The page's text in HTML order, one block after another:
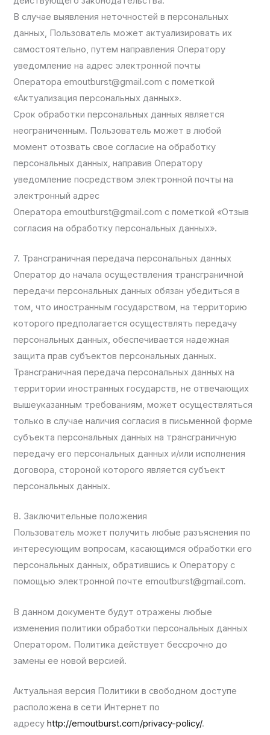
В случае выявления неточностей в персональных
данных, Пользователь может актуализировать их
самостоятельно, путем направления Оператору
уведомление на адрес электронной почты
Оператора emoutburst@gmail.com с пометкой
«Актуализация персональных данных».
Срок обработки персональных данных является
неограниченным. Пользователь может в любой
момент отозвать свое согласие на обработку
персональных данных, направив Оператору
уведомление посредством электронной почты на
электронный адрес
Оператора emoutburst@gmail.com с пометкой «Отзыв
согласия на обработку персональных данных».
7. Трансграничная передача персональных данных
Оператор до начала осуществления трансграничной
передачи персональных данных обязан убедиться в
том, что иностранным государством, на территорию
которого предполагается осуществлять передачу
персональных данных, обеспечивается надежная
защита прав субъектов персональных данных.
Трансграничная передача персональных данных на
территории иностранных государств, не отвечающих
вышеуказанным требованиям, может осуществляться
только в случае наличия согласия в письменной форме
субъекта персональных данных на трансграничную
передачу его персональных данных и/или исполнения
договора, стороной которого является субъект
персональных данных.
8. Заключительные положения
Пользователь может получить любые разъяснения по
интересующим вопросам, касающимся обработки его
персональных данных, обратившись к Оператору с
помощью электронной почте emoutburst@gmail.com.
В данном документе будут отражены любые
изменения политики обработки персональных данных
Оператором. Политика действует бессрочно до
замены ее новой версией.
Актуальная версия Политики в свободном доступе
расположена в сети Интернет по
адресуhttp://emoutburst.com/privacy-policy/.